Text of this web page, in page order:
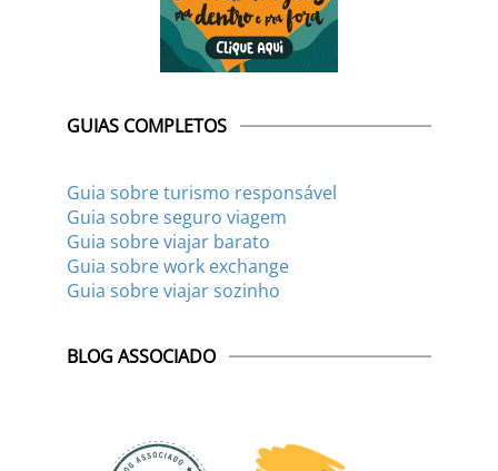
GUIAS COMPLETOS
Guia sobre turismo responsável
Guia sobre seguro viagem
Guia sobre viajar barato
Guia sobre work exchange
Guia sobre viajar sozinho
BLOG ASSOCIADO